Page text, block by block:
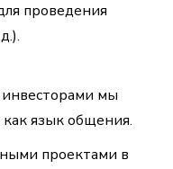
проведения
мы
как язык общения.
проектами в